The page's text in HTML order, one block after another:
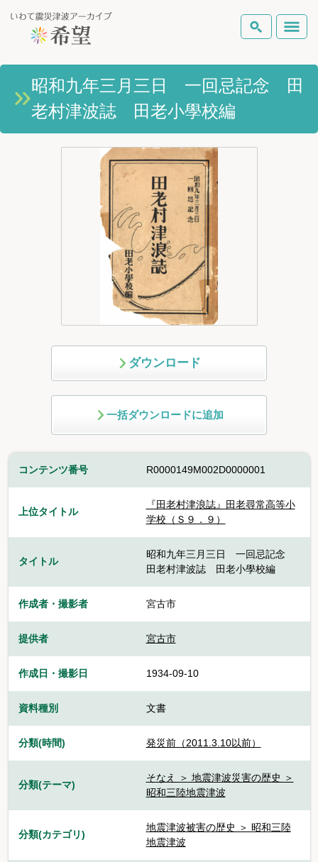
いわて震災津波アーカイブとは
岩手県の被害状況
ピックアップコンテンツ
Foreign Laguage
検索
昭和九年三月三日 一回忌記念 田
老村津波誌 田老小學校編
ダウンロード
一括ダウンロードに追加
コンテンツ番号 R0000149M002D0000001
上位タイトル
『田老村津浪誌』田老尋常高等小
学校（Ｓ９．９）
タイトル
昭和九年三月三日 一回忌記念
田老村津波誌 田老小學校編
作成者・撮影者 宮古市
提供者 宮古市
作成日・撮影日 1934-09-10
資料種別 文書
分類(時間) 発災前（2011.3.10以前）
分類(テーマ)
そなえ ＞ 地震津波災害の歴史 ＞
昭和三陸地震津波
分類(カテゴリ)
地震津波被害の歴史 ＞ 昭和三陸
地震津波